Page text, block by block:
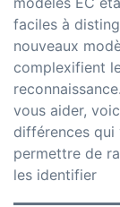
faciles à
nouveaux
complexifient
vous aider,
différences qui
permettre de
les identifier